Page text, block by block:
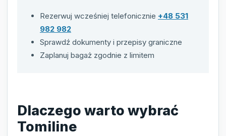
Rezerwuj wcześniej telefonicznie +48 531
982 982
Sprawdź dokumenty i przepisy graniczne
Zaplanuj bagaż zgodnie z limitem
Dlaczego warto wybrać
Tomiline